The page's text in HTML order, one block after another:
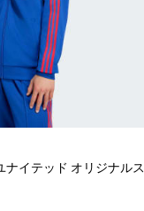
ナイテッド オリジナルス